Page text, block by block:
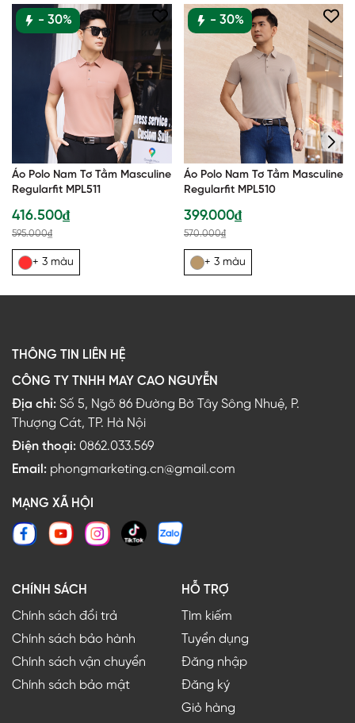
- 30%
Áo Polo Nam Tơ Tằm Masculine
Regularfit MPL511
416.500₫
595.000₫
+ 3 màu
- 30%
Áo Polo Nam Tơ Tằm Masculine
Regularfit MPL510
399.000₫
570.000₫
+ 3 màu
THÔNG TIN LIÊN HỆ
CÔNG TY TNHH MAY CAO NGUYỄN
Địa chỉ: Số 5, Ngõ 86 Đường Bờ Tây Sông Nhuệ, P.
Thượng Cát, TP. Hà Nội
Điện thoại: 0862.033.569
Email: phongmarketing.cn@gmail.com
MẠNG XÃ HỘI
CHÍNH SÁCH
Chính sách đổi trả
Chính sách bảo hành
Chính sách vận chuyển
Chính sách bảo mật
HỖ TRỢ
Tìm kiếm
Tuyển dụng
Đăng nhập
Đăng ký
Giỏ hàng